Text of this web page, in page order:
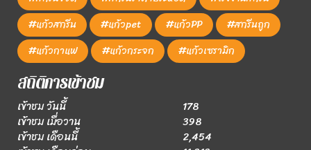
#แก้วสกรีน
#แก้วpet #แก้วPP
#สกรีนถูก
#แก้วกาแฟ
#แก้วกระจก #แก้วเซรามิก
สถิติการเข้าชม
เข้าชม วันนี้
178
เข้าชม เมื่อวาน
398
เข้าชม เดือนนี้
2,454